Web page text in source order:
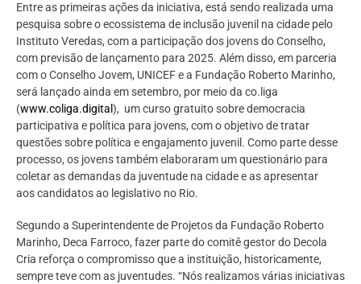
Entre as primeiras ações da iniciativa, está sendo realizada uma
pesquisa sobre o ecossistema de inclusão juvenil na cidade pelo
Instituto Veredas, com a participação dos jovens do Conselho,
com previsão de lançamento para 2025. Além disso, em parceria
com o Conselho Jovem, UNICEF e a Fundação Roberto Marinho,
será lançado ainda em setembro, por meio da co.liga
(www.coliga.digital ), um curso gratuito sobre democracia
participativa e política para jovens, com o objetivo de tratar
questões sobre política e engajamento juvenil. Como parte desse
processo, os jovens também elaboraram um questionário para
coletar as demandas da juventude na cidade e as apresentar
aos candidatos ao legislativo no Rio.
Segundo a Superintendente de Projetos da Fundação Roberto
Marinho, Deca Farroco, fazer parte do comitê gestor do Decola
Cria reforça o compromisso que a instituição, historicamente,
sempre teve com as juventudes. “Nós realizamos várias iniciativas